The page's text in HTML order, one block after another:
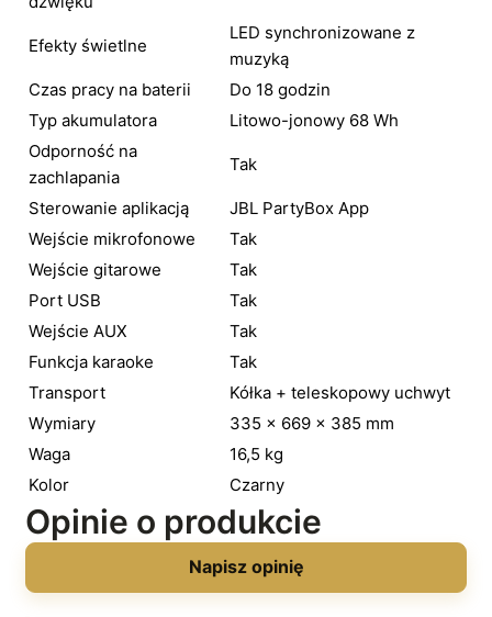
Efekty świetlne
LED synchronizowane z
muzyką
Czas pracy na baterii
Do 18 godzin
Typ akumulatora
Litowo-jonowy 68 Wh
Odporność na
zachlapania
Tak
Sterowanie aplikacją
JBL PartyBox App
Wejście mikrofonowe
Tak
Wejście gitarowe
Tak
Port USB
Tak
Wejście AUX
Tak
Funkcja karaoke
Tak
Transport
Kółka + teleskopowy uchwyt
Wymiary
335 × 669 × 385 mm
Waga
16,5 kg
Kolor
Czarny
Opinie o produkcie
Napisz opinię